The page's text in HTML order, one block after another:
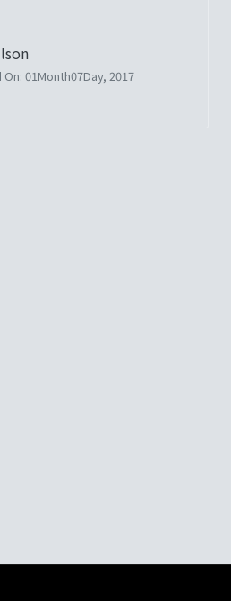
01Month07Day, 2017